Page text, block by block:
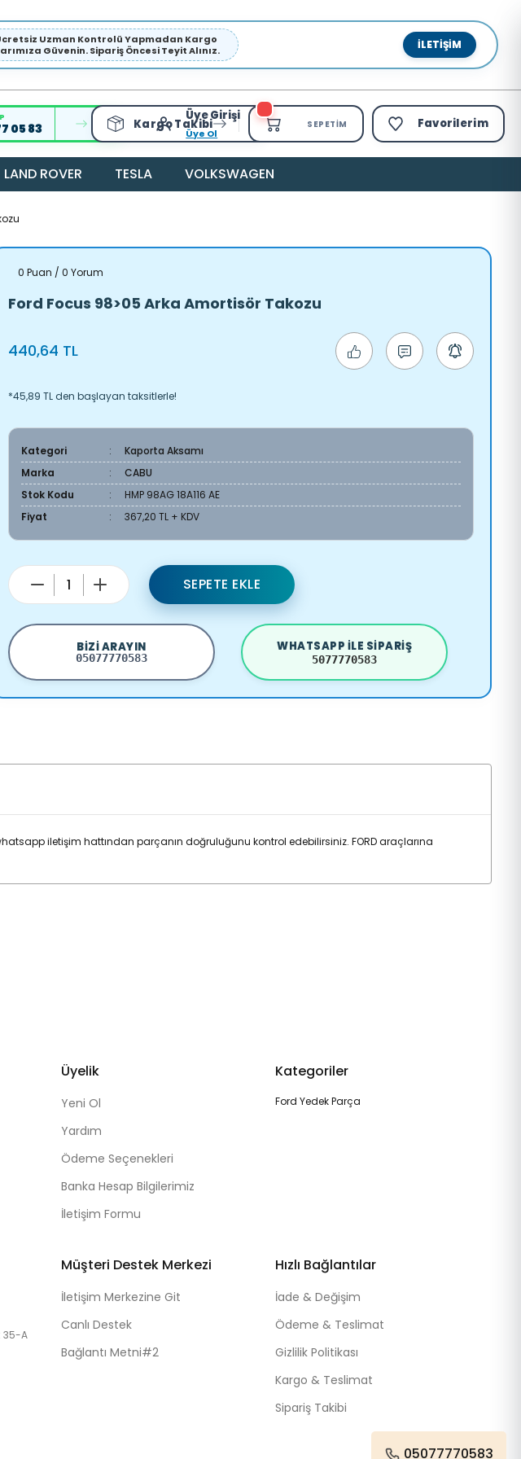
Uzman Kontrolü Yapmadan Kargo
Güvenin. Sipariş Öncesi Teyit Alınız.
İLETIŞIM
05 83 Kargo Takibi
Üye Girişi
Üye Ol
SEPETIM Favorilerim
LAND ROVER TESLA VOLKSWAGEN
0 Puan / 0 Yorum
Ford Focus 98>05 Arka Amortisör Takozu
440,64 TL
*45,89 TL den başlayan taksitlerle!
Kategori
Kaporta Aksamı
Marka
CABU
Stok Kodu
HMP 98AG 18A116 AE
Fiyat
367,20 TL + KDV
SEPETE EKLE
BIZI ARAYIN
05077770583
WHATSAPP ILE SIPARIŞ
5077770583
iletişim hattından parçanın doğruluğunu kontrol edebilirsiniz. FORD araçlarına
Üyelik
Yeni Ol
Yardım
Ödeme Seçenekleri
Banka Hesap Bilgilerimiz
İletişim Formu
Kategoriler
Ford Yedek Parça
35-A
Müşteri Destek Merkezi
İletişim Merkezine Git
Canlı Destek
Bağlantı Metni#2
Hızlı Bağlantılar
İade & Değişim
Ödeme & Teslimat
Gizlilik Politikası
Kargo & Teslimat
Sipariş Takibi
05077770583